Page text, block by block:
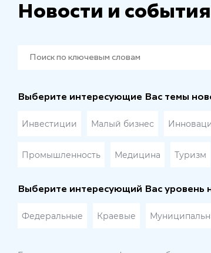
Новости и события
Выберите интересующие Вас темы
Инвестиции Малый бизнес
Промышленность Медицина Туризм
Выберите интересующий Вас уровень
Федеральные Краевые